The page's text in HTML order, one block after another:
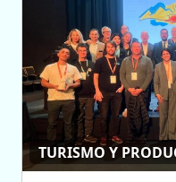
TURISMO Y